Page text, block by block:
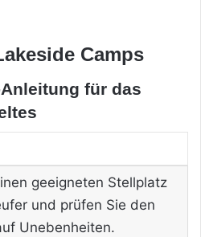
Camps
für das
geeigneten Stellplatz
und prüfen Sie den
Unebenheiten.